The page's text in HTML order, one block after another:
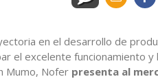
en el desarrollo de
el excelente funcionamiento y
Mumo, Nofer presenta al